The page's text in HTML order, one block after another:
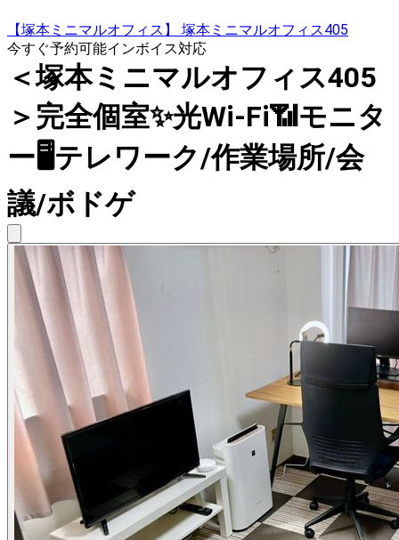
【塚本ミニマルオフィス】 塚本ミニマルオフィス405
今すぐ予約可能インボイス対応
＜塚本ミニマルオフィス405
＞完全個室✨光Wi-Fi📶モニタ
ー🖥テレワーク/作業場所/会
議/ボドゲ